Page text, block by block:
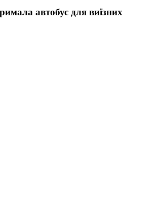
автобус для виїзних